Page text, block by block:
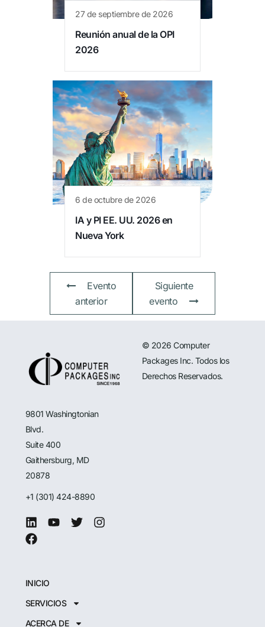
27 de septiembre de 2026
Reunión anual de la OPI
2026
6 de octubre de 2026
IA y PI EE. UU. 2026 en
Nueva York
Evento
anterior
Siguiente
evento
9801 Washingtonian
Blvd.
Suite 400
Gaithersburg, MD
20878
+1 (301) 424-8890
INICIO
SERVICIOS
ACERCA DE
© 2026 Computer
Packages Inc. Todos los
Derechos Reservados.